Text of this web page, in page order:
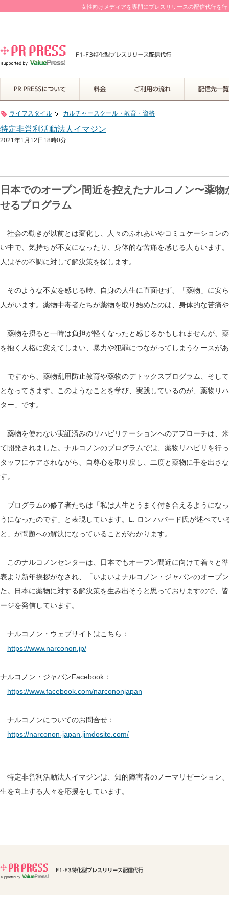
女性向けメディアを専門にプレスリリースの配信代行を
ライフスタイル カルチャースクール・教育・資格
特定非営利活動法人イマジン
2021年1月12日18時0分
日本でのオープン間近を控えたナルコノン〜薬
せるプログラム
社会の動きが以前とは変化し、人々のふれあいやコミュケーション
い中で、気持ちが不安になったり、身体的な苦痛を感じる人もいます
人はその不調に対して解決策を探します。
そのような不安を感じる時、自身の人生に直面せず、「薬物」に安
人がいます。薬物中毒者たちが薬物を取り始めたのは、身体的な苦痛
薬物を摂ると一時は負担が軽くなったと感じるかもしれませんが、
を抱く人格に変えてしまい、暴力や犯罪につながってしまうケースが
ですから、薬物乱用防止教育や薬物のデトックスプログラム、そし
となってきます。このようなことを学び、実践しているのが、薬物リ
ター」です。
薬物を使わない実証済みのリハビリテーションへのアプローチは、
て開発されました。ナルコノンのプログラムでは、薬物リハビリを行
タッフにケアされながら、自尊心を取り戻し、二度と薬物に手を出さ
す。
プログラムの修了者たちは「私は人生とうまく付き合えるようにな
うになったのです」と表現しています。L. ロン ハバード氏が述べて
と」が問題への解決になっていることがわかります。
このナルコノンセンターは、日本でもオープン間近に向けて着々と
表より新年挨拶がなされ、「いよいよナルコノン・ジャパンのオープ
た。日本に薬物に対する解決策を生み出そうと思っておりますので、
ージを発信しています。
ナルコノン・ウェブサイトはこちら：
https://www.narconon.jp/
ナルコノン・ジャパンFacebook：
https://www.facebook.com/narcononjapan
ナルコノンについてのお問合せ：
https://narconon-japan.jimdosite.com/
特定非営利活動法人イマジンは、知的障害者のノーマリゼーション
生を向上する人々を応援をしています。